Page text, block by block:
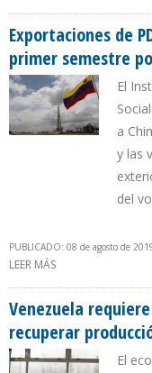
Exportaciones de
primer semestre
El
a
y las
del
PUBLICADO: 08 de agosto de
LEER MÁS
Venezuela
recuperar
El